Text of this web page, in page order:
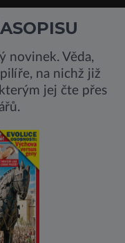
novinek. Věda,
na nichž již
jej čte přes